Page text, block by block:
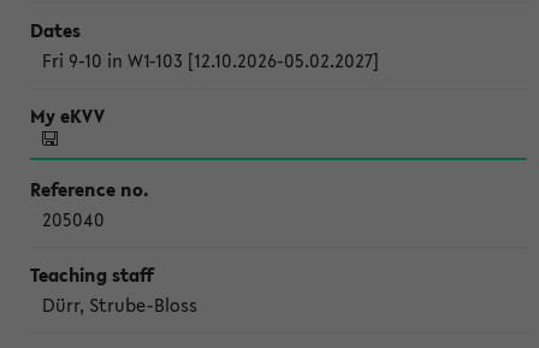
Fri 9-10 in W1-103 [12.10.2026-05.02.2027]
205040
Dürr, Strube-Bloss